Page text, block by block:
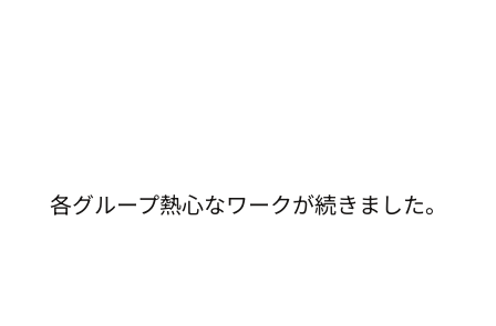
各グループ熱心なワークが続きました。